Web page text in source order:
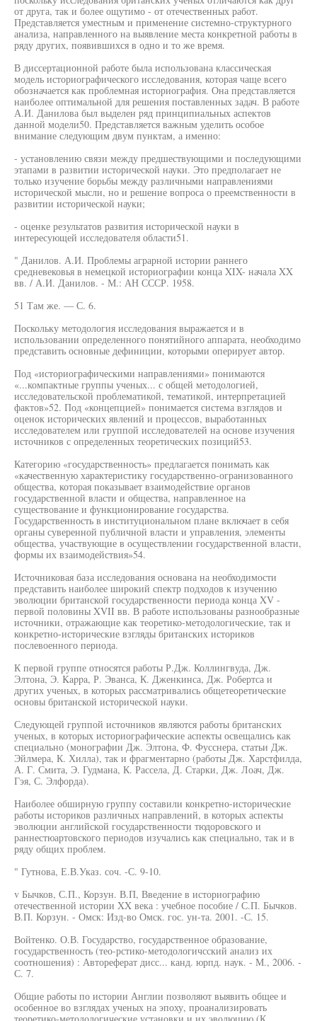
от друга, так и более ощутимо - от отечественных работ.
Представляется уместным и применение системно-структурного
анализа, направленного на выявление места конкретной работы в
ряду других, появившихся в одно и то же время.
В диссертационной работе была использована классическая
модель историографического исследования, которая чаще всего
обозначается как проблемная историография. Она представляется
наиболее оптимальной для решения поставленных задач. В работе
А.И. Данилова был выделен ряд принципиальных аспектов
данной модели50. Представляется важным уделить особое
внимание следующим двум пунктам, а именно:
- установлению связи между предшествующими и последующими
этапами в развитии исторической науки. Это предполагает не
только изучение борьбы между различными направлениями
исторической мысли, но и решение вопроса о преемственности в
развитии исторической науки;
- оценке результатов развития исторической науки в
интересующей исследователя области51.
" Данилов. А.И. Проблемы аграрной истории раннего
средневековья в немецкой историографии конца XIX- начала XX
вв. / А.И. Данилов. - М.: АН СССР. 1958.
51 Там же. — С. 6.
Поскольку методология исследования выражается и в
использовании определенного понятийного аппарата, необходимо
представить основные дефиниции, которыми оперирует автор.
Под «историографическими направлениями» понимаются
«...компактные группы ученых... с общей методологией,
исследовательской проблематикой, тематикой, интерпретацией
фактов»52. Под «концепцией» понимается система взглядов и
оценок исторических явлений и процессов, выработанных
исследователем или группой исследователей на основе изучения
источников с определенных теоретических позиций53.
Категорию «государственность» предлагается понимать как
«качественную характеристику государственно-огранизованного
общества, которая показывает взаимодействие органов
государственной власти и общества, направленное на
существование и функционирование государства.
Государственность в институциональном плане включает в себя
органы суверенной публичной власти и управления, элементы
общества, участвующие в осуществлении государственной власти,
формы их взаимодействия»54.
Источниковая база исследования основана на необходимости
представить наиболее широкий спектр подходов к изучению
эволюции британской государственности периода конца XV -
первой половины XVII вв. В работе использованы разнообразные
источники, отражающие как теоретико-методологические, так и
конкретно-исторические взгляды британских историков
послевоенного периода.
К первой группе относятся работы Р.Дж. Коллингвуда, Дж.
Элтона, Э. Kappa, Р. Эванса, К. Дженкинса, Дж. Робертса и
других ученых, в которых рассматривались общетеоретические
основы британской исторической науки.
Следующей группой источников являются работы британских
ученых, в которых историографические аспекты освещались как
специально (монографии Дж. Элтона, Ф. Фусснера, статьи Дж.
Эйлмера, К. Хилла), так и фрагментарно (работы Дж. Харстфилда,
А. Г. Смита, Э. Гудмана, К. Рассела, Д. Старки, Дж. Лоач, Дж.
Гэя, С. Элфорда).
Наиболее обширную группу составили конкретно-исторические
работы историков различных направлений, в которых аспекты
эволюции английской государственности тюдоровского и
раннестюартовского периодов изучались как специально, так и в
ряду общих проблем.
" Гутнова, Е.В.Указ. соч. -С. 9-10.
v Бычков, С.П., Корзун. В.П, Введение в историографию
отечественной истории XX века : учебное пособие / С.П. Бычков.
В.П. Корзун. - Омск: Изд-во Омск. гос. ун-та. 2001. -С. 15.
Войтенко. О.В. Государство, государственное образование,
государственность (тео-рстико-методологичсский анализ их
соотношения) : Автореферат дисс... канд. юрпд. наук. - М., 2006. -
С. 7.
Общие работы по истории Англии позволяют выявить общее и
особенное во взглядах ученых на эпоху, проанализировать